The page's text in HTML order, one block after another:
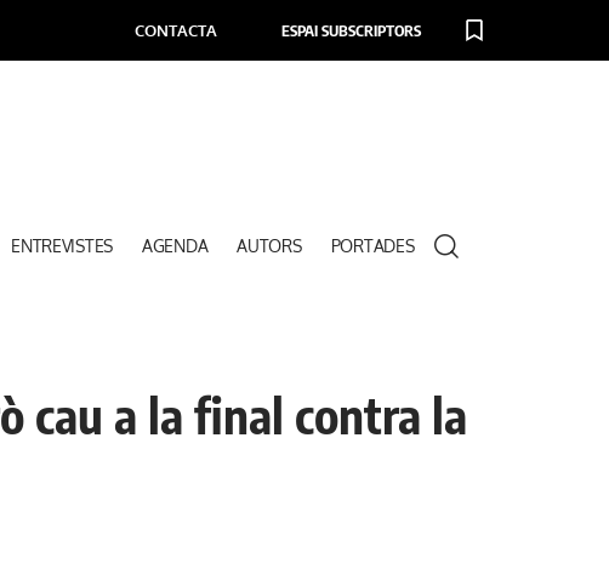
CONTACTA ESPAI SUBSCRIPTORS
ENTREVISTES AGENDA AUTORS PORTADES
cau a la final contra la